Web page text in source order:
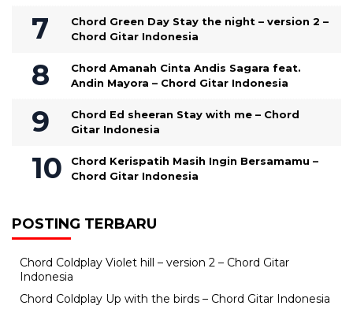
Chord Green Day Stay the night – version 2 –
Chord Gitar Indonesia
Chord Amanah Cinta Andis Sagara feat.
Andin Mayora – Chord Gitar Indonesia
Chord Ed sheeran Stay with me – Chord
Gitar Indonesia
Chord Kerispatih Masih Ingin Bersamamu –
Chord Gitar Indonesia
POSTING TERBARU
Chord Coldplay Violet hill – version 2 – Chord Gitar
Indonesia
Chord Coldplay Up with the birds – Chord Gitar Indonesia